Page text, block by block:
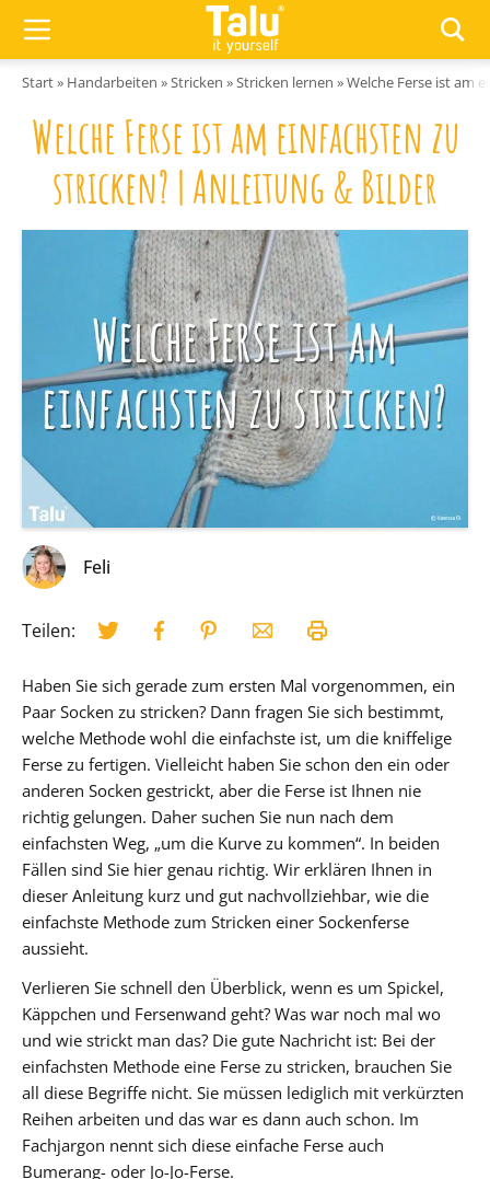
Start» Handarbeiten »Stricken »Stricken lernen »Welche Ferse ist am
Welche Ferse ist am einfachsten zu
stricken? | Anleitung & Bilder
Feli
Teilen:
Haben Sie sich gerade zum ersten Mal vorgenommen, ein
Paar Socken zu stricken? Dann fragen Sie sich bestimmt,
welche Methode wohl die einfachste ist, um die kniffelige
Ferse zu fertigen. Vielleicht haben Sie schon den ein oder
anderen Socken gestrickt, aber die Ferse ist Ihnen nie
richtig gelungen. Daher suchen Sie nun nach dem
einfachsten Weg, „um die Kurve zu kommen“. In beiden
Fällen sind Sie hier genau richtig. Wir erklären Ihnen in
dieser Anleitung kurz und gut nachvollziehbar, wie die
einfachste Methode zum Stricken einer Sockenferse
aussieht.
Verlieren Sie schnell den Überblick, wenn es um Spickel,
Käppchen und Fersenwand geht? Was war noch mal wo
und wie strickt man das? Die gute Nachricht ist: Bei der
einfachsten Methode eine Ferse zu stricken, brauchen Sie
all diese Begriffe nicht. Sie müssen lediglich mit verkürzten
Reihen arbeiten und das war es dann auch schon. Im
Fachjargon nennt sich diese einfache Ferse auch
Bumerang- oder Jo-Jo-Ferse.